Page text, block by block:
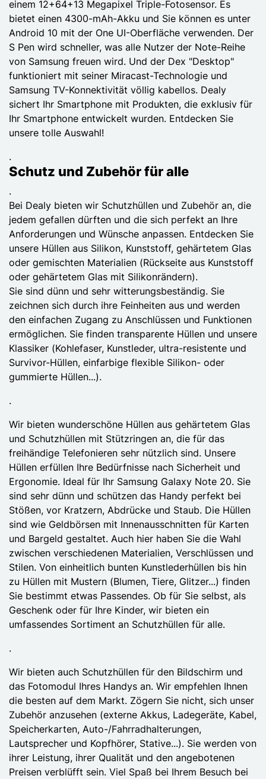
einem 12+64+13 Megapixel Triple-Fotosensor. Es
bietet einen 4300-mAh-Akku und Sie können es unter
Android 10 mit der One UI-Oberfläche verwenden. Der
S Pen wird schneller, was alle Nutzer der Note-Reihe
von Samsung freuen wird. Und der Dex "Desktop"
funktioniert mit seiner Miracast-Technologie und
Samsung TV-Konnektivität völlig kabellos. Dealy
sichert Ihr Smartphone mit Produkten, die exklusiv für
Ihr Smartphone entwickelt wurden. Entdecken Sie
unsere tolle Auswahl!
.
Schutz und Zubehör für alle
.
Bei Dealy bieten wir Schutzhüllen und Zubehör an, die
jedem gefallen dürften und die sich perfekt an Ihre
Anforderungen und Wünsche anpassen. Entdecken Sie
unsere Hüllen aus Silikon, Kunststoff, gehärtetem Glas
oder gemischten Materialien (Rückseite aus Kunststoff
oder gehärtetem Glas mit Silikonrändern).
Sie sind dünn und sehr witterungsbeständig. Sie
zeichnen sich durch ihre Feinheiten aus und werden
den einfachen Zugang zu Anschlüssen und Funktionen
ermöglichen. Sie finden transparente Hüllen und unsere
Klassiker (Kohlefaser, Kunstleder, ultra-resistente und
Survivor-Hüllen, einfarbige flexible Silikon- oder
gummierte Hüllen...).
.
Wir bieten wunderschöne Hüllen aus gehärtetem Glas
und Schutzhüllen mit Stützringen an, die für das
freihändige Telefonieren sehr nützlich sind. Unsere
Hüllen erfüllen Ihre Bedürfnisse nach Sicherheit und
Ergonomie. Ideal für Ihr Samsung Galaxy Note 20. Sie
sind sehr dünn und schützen das Handy perfekt bei
Stößen, vor Kratzern, Abdrücke und Staub. Die Hüllen
sind wie Geldbörsen mit Innenausschnitten für Karten
und Bargeld gestaltet. Auch hier haben Sie die Wahl
zwischen verschiedenen Materialien, Verschlüssen und
Stilen. Von einheitlich bunten Kunstlederhüllen bis hin
zu Hüllen mit Mustern (Blumen, Tiere, Glitzer...) finden
Sie bestimmt etwas Passendes. Ob für Sie selbst, als
Geschenk oder für Ihre Kinder, wir bieten ein
umfassendes Sortiment an Schutzhüllen für alle.
.
Wir bieten auch Schutzhüllen für den Bildschirm und
das Fotomodul Ihres Handys an. Wir empfehlen Ihnen
die besten auf dem Markt. Zögern Sie nicht, sich unser
Zubehör anzusehen (externe Akkus, Ladegeräte, Kabel,
Speicherkarten, Auto-/Fahrradhalterungen,
Lautsprecher und Kopfhörer, Stative...). Sie werden von
ihrer Leistung, ihrer Qualität und den angebotenen
Preisen verblüfft sein. Viel Spaß bei Ihrem Besuch bei